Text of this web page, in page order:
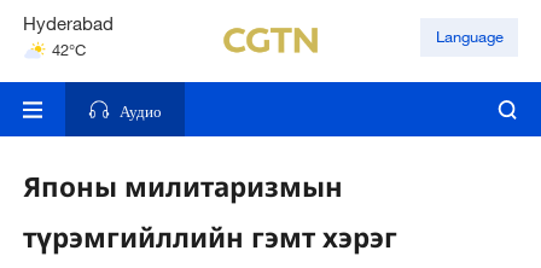
Hyderabad
42°C
Mumbai
Language
Аудио
Японы милитаризмын
түрэмгийллийн гэмт хэрэг